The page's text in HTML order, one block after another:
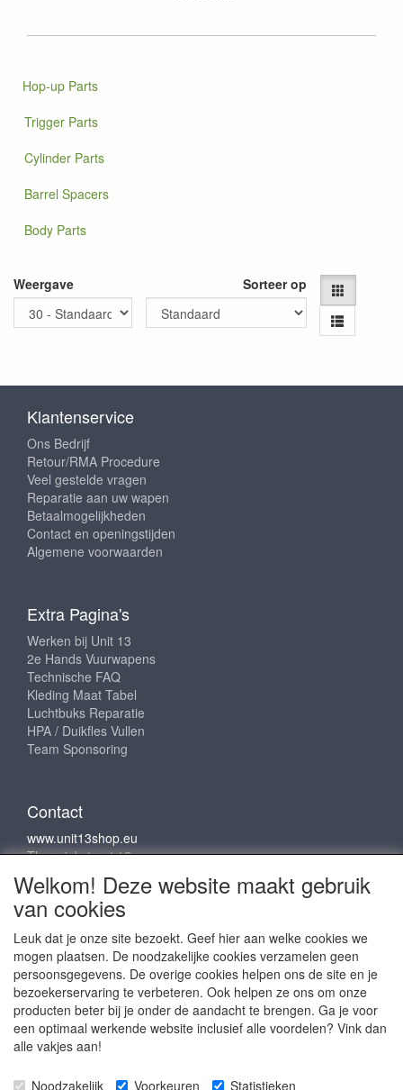
Hop-up Parts
Trigger Parts
Cylinder Parts
Barrel Spacers
Body Parts
Weergave Sorteer op
Klantenservice
Ons Bedrijf
Retour/RMA Procedure
Veel gestelde vragen
Reparatie aan uw wapen
Betaalmogelijkheden
Contact en openingstijden
Algemene voorwaarden
Extra Pagina's
Werken bij Unit 13
2e Hands Vuurwapens
Technische FAQ
Kleding Maat Tabel
Luchtbuks Reparatie
HPA / Duikfles Vullen
Team Sponsoring
Contact
www.unit13shop.eu
Thermiekstraat 12
6361 HB Nuth
info@unit13shop.eu
Sociale media
Welkom! Deze website maakt gebruik
van cookies
Leuk dat je onze site bezoekt. Geef hier aan welke cookies we
mogen plaatsen. De noodzakelijke cookies verzamelen geen
persoonsgegevens. De overige cookies helpen ons de site en je
bezoekerservaring te verbeteren. Ook helpen ze ons om onze
producten beter bij je onder de aandacht te brengen. Ga je voor
een optimaal werkende website inclusief alle voordelen? Vink dan
alle vakjes aan!
Noodzakelijk Voorkeuren Statistieken